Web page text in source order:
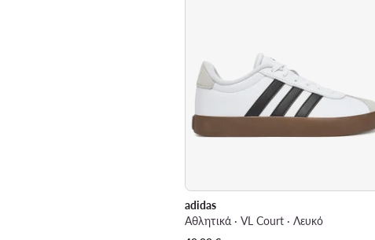
adidas
Αθλητικά · VL Court · Λευκό